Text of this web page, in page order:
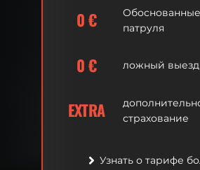
0€
патруля
0€ ложный
EXTRA
страхование
Узнать о тарифе
0€
патруля
0€ ложный
EXTRA
страхование
Узнать о тарифе